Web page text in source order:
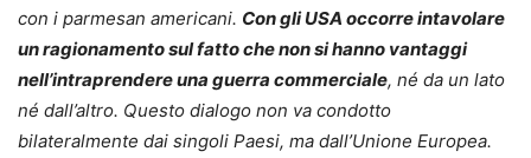
con i parmesan americani. Con gli USA occorre intavolare
un ragionamento sul fatto che non si hanno vantaggi
nell’intraprendere una guerra commerciale, né da un lato
né dall’altro. Questo dialogo non va condotto
bilateralmente dai singoli Paesi, ma dall’Unione Europea.